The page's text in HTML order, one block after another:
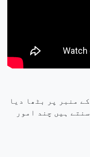
منبر پر بٹھا دیا
ہیں چند امور